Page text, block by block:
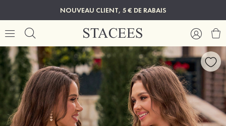
NOUVEAU CLIENT, 5 € DE RABAIS